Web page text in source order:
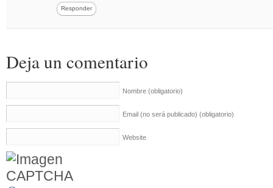
Responder
Deja un comentario
Nombre (obligatorio)
Email (no será publicado) (obligatorio)
Website